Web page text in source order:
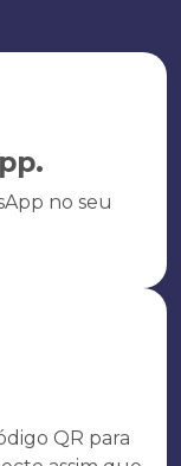
no seu
QR para